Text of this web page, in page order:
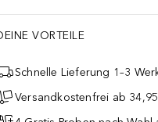
VORTEILE
Schnelle Lieferung 1–3
Versandkostenfrei ab